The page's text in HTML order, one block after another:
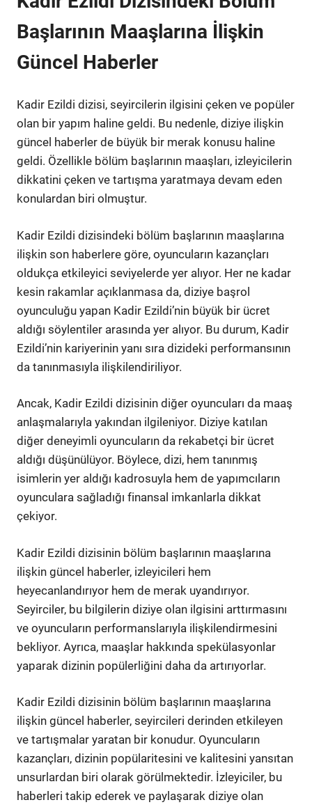
Başlarının Maaşlarına İlişkin
Güncel Haberler
Kadir Ezildi dizisi, seyircilerin ilgisini çeken ve popüler
olan bir yapım haline geldi. Bu nedenle, diziye ilişkin
güncel haberler de büyük bir merak konusu haline
geldi. Özellikle bölüm başlarının maaşları, izleyicilerin
dikkatini çeken ve tartışma yaratmaya devam eden
konulardan biri olmuştur.
Kadir Ezildi dizisindeki bölüm başlarının maaşlarına
ilişkin son haberlere göre, oyuncuların kazançları
oldukça etkileyici seviyelerde yer alıyor. Her ne kadar
kesin rakamlar açıklanmasa da, diziye başrol
oyunculuğu yapan Kadir Ezildi’nin büyük bir ücret
aldığı söylentiler arasında yer alıyor. Bu durum, Kadir
Ezildi’nin kariyerinin yanı sıra dizideki performansının
da tanınmasıyla ilişkilendiriliyor.
Ancak, Kadir Ezildi dizisinin diğer oyuncuları da maaş
anlaşmalarıyla yakından ilgileniyor. Diziye katılan
diğer deneyimli oyuncuların da rekabetçi bir ücret
aldığı düşünülüyor. Böylece, dizi, hem tanınmış
isimlerin yer aldığı kadrosuyla hem de yapımcıların
oyunculara sağladığı finansal imkanlarla dikkat
çekiyor.
Kadir Ezildi dizisinin bölüm başlarının maaşlarına
ilişkin güncel haberler, izleyicileri hem
heyecanlandırıyor hem de merak uyandırıyor.
Seyirciler, bu bilgilerin diziye olan ilgisini arttırmasını
ve oyuncuların performanslarıyla ilişkilendirmesini
bekliyor. Ayrıca, maaşlar hakkında spekülasyonlar
yaparak dizinin popülerliğini daha da artırıyorlar.
Kadir Ezildi dizisinin bölüm başlarının maaşlarına
ilişkin güncel haberler, seyircileri derinden etkileyen
ve tartışmalar yaratan bir konudur. Oyuncuların
kazançları, dizinin popülaritesini ve kalitesini yansıtan
unsurlardan biri olarak görülmektedir. İzleyiciler, bu
haberleri takip ederek ve paylaşarak diziye olan